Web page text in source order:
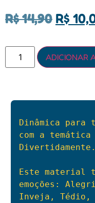
R$14,90 R$
ADICIONAR
Dinâmica para
com a
Divertidamente.
Este material
emoções:
Inveja, Tédio,